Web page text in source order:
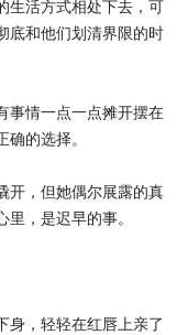
生活方式相处下去，可
底和他们划清界限的时
情一点一点摊开摆在
的选择。
，但她偶尔展露的真
，是迟早的事。
，轻轻在红唇上亲了